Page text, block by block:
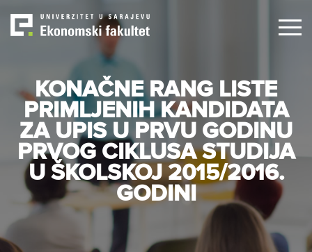
main
KONAČNE RANG LISTE
PRIMLJENIH KANDIDATA
ZA UPIS U PRVU GODINU
PRVOG CIKLUSA STUDIJA
U ŠKOLSKOJ 2015/2016.
GODINI